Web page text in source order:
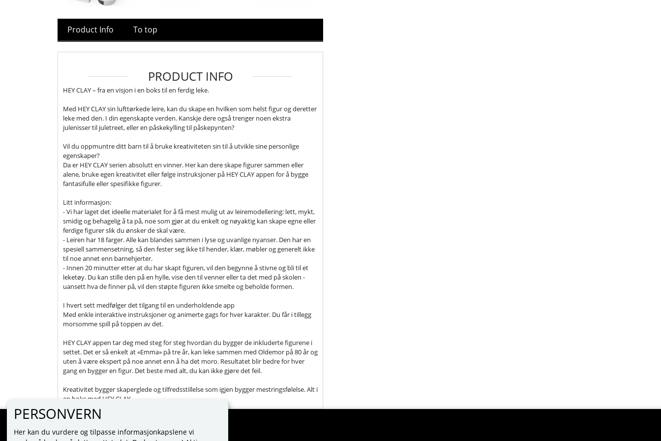
Product Info To top
PRODUCT INFO
HEY CLAY – fra en visjon i en boks til en ferdig leke.
Med HEY CLAY sin lufttørkede leire, kan du skape en hvilken som helst figur og deretter
leke med den. I din egenskapte verden. Kanskje dere også trenger noen ekstra
julenisser til juletreet, eller en påskekylling til påskepynten?
Vil du oppmuntre ditt barn til å bruke kreativiteten sin til å utvikle sine personlige
egenskaper?
Da er HEY CLAY serien absolutt en vinner. Her kan dere skape figurer sammen eller
alene, bruke egen kreativitet eller følge instruksjoner på HEY CLAY appen for å bygge
fantasifulle eller spesifikke figurer.
Litt informasjon:
- Vi har laget det ideelle materialet for å få mest mulig ut av leiremodellering: lett, mykt,
smidig og behagelig å ta på, noe som gjør at du enkelt og nøyaktig kan skape egne eller
ferdige figurer slik du ønsker de skal være.
- Leiren har 18 farger. Alle kan blandes sammen i lyse og uvanlige nyanser. Den har en
spesiell sammensetning, så den fester seg ikke til hender, klær, møbler og generelt ikke
til noe annet enn barnehjerter.
- Innen 20 minutter etter at du har skapt figuren, vil den begynne å stivne og bli til et
leketøy. Du kan stille den på en hylle, vise den til venner eller ta det med på skolen -
uansett hva de finner på, vil den støpte figuren ikke smelte og beholde formen.
I hvert sett medfølger det tilgang til en underholdende app
Med enkle interaktive instruksjoner og animerte gags for hver karakter. Du får i tillegg
morsomme spill på toppen av det.
HEY CLAY appen tar deg med steg for steg hvordan du bygger de inkluderte figurene i
settet. Det er så enkelt at «Emma» på tre år, kan leke sammen med Oldemor på 80 år og
uten å være ekspert på noe annet enn å ha det moro. Resultatet blir bedre for hver
gang en bygger en figur. Det beste med alt, du kan ikke gjøre det feil.
Kreativitet bygger skaperglede og tilfredsstillelse som igjen bygger mestringsfølelse. Alt i
en boks med HEY CLAY.
PERSONVERN
Her kan du vurdere og tilpasse informasjonkapslene vi